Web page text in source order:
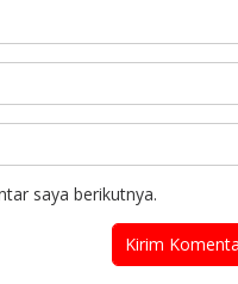
saya berikutnya.